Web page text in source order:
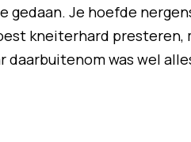
gedaan. Je hoefde
kneiterhard presteren,
was wel